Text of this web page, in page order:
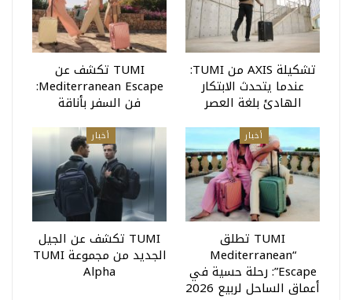
تشكيلة AXIS من TUMI:
عندما يتحدث الابتكار
الهادئ بلغة العصر
TUMI تكشف عن
Mediterranean Escape:
فن السفر بأناقة
أخبار
TUMI تطلق
“Mediterranean
Escape”: رحلة حسية في
أعماق الساحل لربيع 2026
أخبار
TUMI تكشف عن الجيل
الجديد من مجموعة TUMI
Alpha